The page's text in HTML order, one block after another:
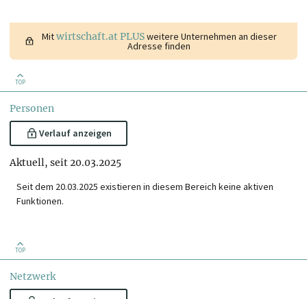
Mitwirtschaft.at PLUSweitere Unternehmen an dieser
Adresse finden
TOP
Personen
Verlauf anzeigen
Aktuell, seit 20.03.2025
Seit dem 20.03.2025 existieren in diesem Bereich keine aktiven
Funktionen.
TOP
Netzwerk